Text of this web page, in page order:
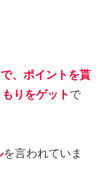
、ポイントを貰
りをゲット で
を言われていま